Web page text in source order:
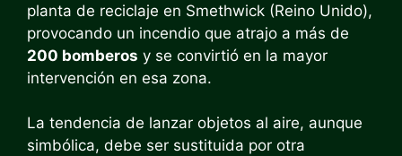
planta de reciclaje en Smethwick (Reino Unido),
provocando un incendio que atrajo a más de
200 bomberos y se convirtió en la mayor
intervención en esa zona.
La tendencia de lanzar objetos al aire, aunque
simbólica, debe ser sustituida por otra